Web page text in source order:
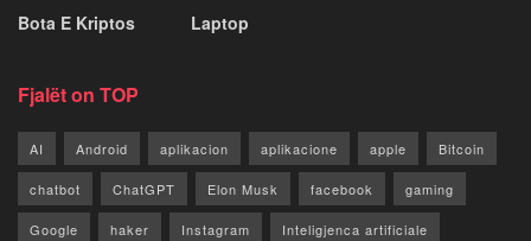
Bota E Kriptos
Laptop
Fjalët on TOP
AI Android aplikacion aplikacione apple Bitcoin
chatbot ChatGPT Elon Musk facebook gaming
Google haker Instagram Inteligjenca artificiale